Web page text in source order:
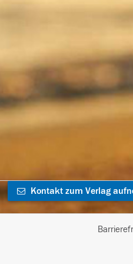
Kontakt zum Verlag